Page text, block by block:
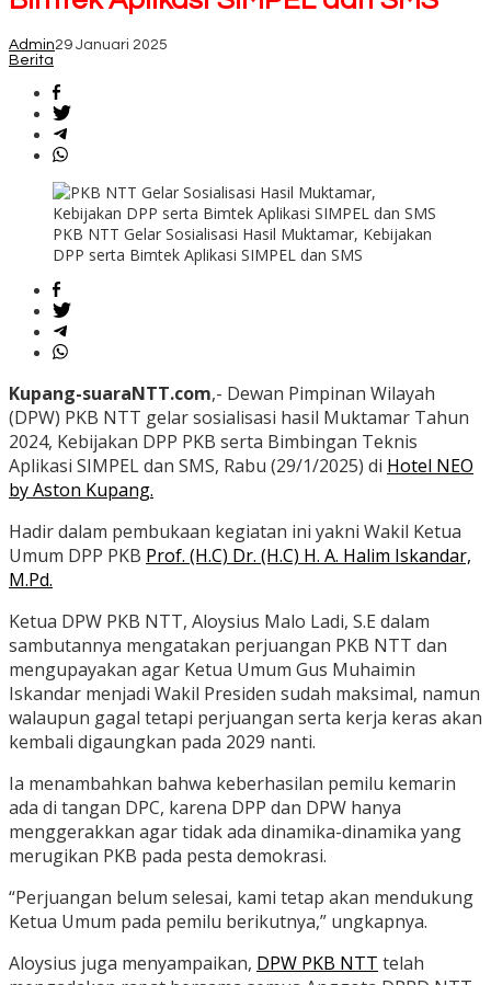
Admin29 Januari 2025
Berita
PKB NTT Gelar Sosialisasi Hasil Muktamar, Kebijakan
DPP serta Bimtek Aplikasi SIMPEL dan SMS
Kupang-suaraNTT.com,- Dewan Pimpinan Wilayah
(DPW) PKB NTT gelar sosialisasi hasil Muktamar Tahun
2024, Kebijakan DPP PKB serta Bimbingan Teknis
Aplikasi SIMPEL dan SMS, Rabu (29/1/2025) di Hotel NEO
by Aston Kupang.
Hadir dalam pembukaan kegiatan ini yakni Wakil Ketua
Umum DPP PKB Prof. (H.C) Dr. (H.C) H. A. Halim Iskandar,
M.Pd.
Ketua DPW PKB NTT, Aloysius Malo Ladi, S.E dalam
sambutannya mengatakan perjuangan PKB NTT dan
mengupayakan agar Ketua Umum Gus Muhaimin
Iskandar menjadi Wakil Presiden sudah maksimal, namun
walaupun gagal tetapi perjuangan serta kerja keras akan
kembali digaungkan pada 2029 nanti.
Ia menambahkan bahwa keberhasilan pemilu kemarin
ada di tangan DPC, karena DPP dan DPW hanya
menggerakkan agar tidak ada dinamika-dinamika yang
merugikan PKB pada pesta demokrasi.
“Perjuangan belum selesai, kami tetap akan mendukung
Ketua Umum pada pemilu berikutnya,” ungkapnya.
Aloysius juga menyampaikan, DPW PKB NTT telah